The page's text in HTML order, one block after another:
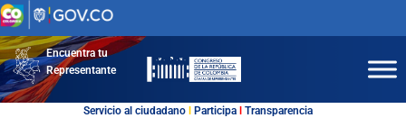
Ir
al
contenidoEncuentra tu
Representante
Servicio al ciudadano l Participal Transparencia